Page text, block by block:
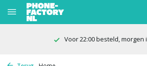
Voor 22:00 besteld, morgen